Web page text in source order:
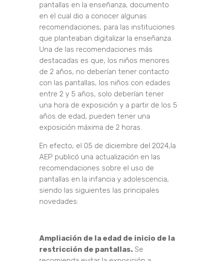
pantallas en la enseñanza, documento
en el cual dio a conocer algunas
recomendaciones, para las instituciones
que planteaban digitalizar la enseñanza.
Una de las recomendaciones más
destacadas es que, los niños menores
de 2 años, no deberían tener contacto
con las pantallas, los niños con edades
entre 2 y 5 años, solo deberían tener
una hora de exposición y a partir de los 5
años de edad, pueden tener una
exposición máxima de 2 horas.
En efecto, el 05 de diciembre del 2024,la
AEP publicó una actualización en las
recomendaciones sobre el uso de
pantallas en la infancia y adolescencia,
siendo las siguientes las principales
novedades:
Ampliación de la edad de inicio de la
restricción de pantallas.Se